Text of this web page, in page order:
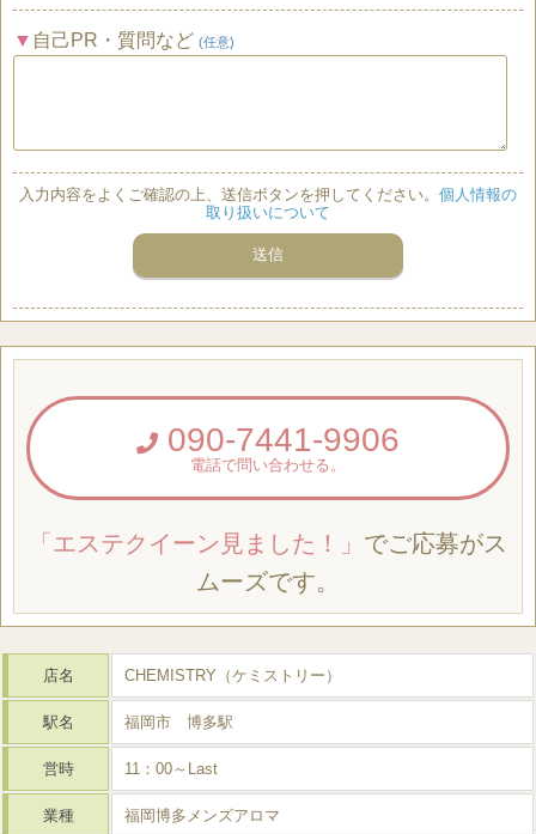
自己PR・質問など (任意)
入力内容をよくご確認の上、送信ボタンを押してください。 個人情報の
取り扱いについて
090-7441-9906
電話で問い合わせる。
「エステクイーン見ました！」 でご応募がス
ムーズです。
店名 CHEMISTRY（ケミストリー）
駅名 福岡市 博多駅
営時 11：00～Last
業種 福岡博多メンズアロマ